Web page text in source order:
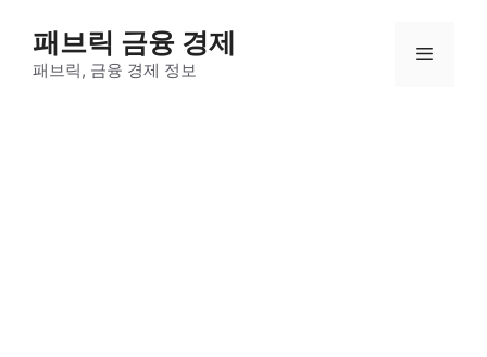
패브릭 금융 경제
패브릭, 금융 경제 정보
메